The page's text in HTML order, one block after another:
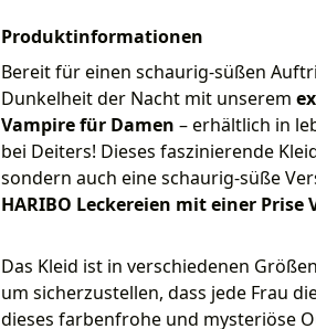
Produktinformationen
Bereit für einen schaurig-süßen
Dunkelheit der Nacht mit unserem
Vampire für Damen – erhältlich in
bei Deiters! Dieses faszinierende
sondern auch eine schaurig-süße
HARIBO Leckereien mit einer Prise
Das Kleid ist in verschiedenen
um sicherzustellen, dass jede Frau
dieses farbenfrohe und mysteriöse